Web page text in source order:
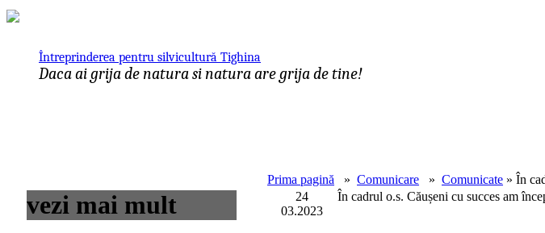
Întreprinderea pentru silvicultură Tighina
Daca ai grija de natura si natura are grija de tine!
vezi mai mult
Prima pagină » Comunicare » Comunicate » În
24
03.2023
În cadrul o.s. Căușeni cu succes am